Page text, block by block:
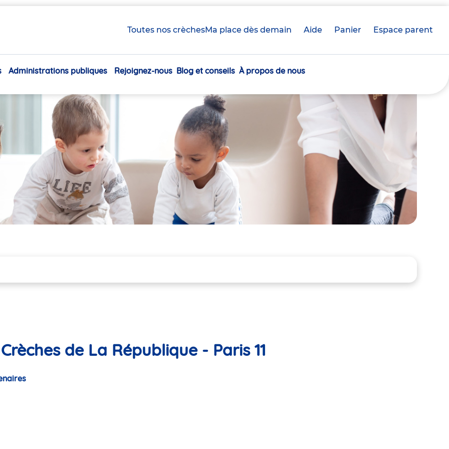
Toutes nos crèchesMa place dès demain Aide Panier crèche(s)
Espace parent
Navigation
Administrations publiques Rejoignez-nous Blog et conseils À propos de nous
de La République - Paris 11